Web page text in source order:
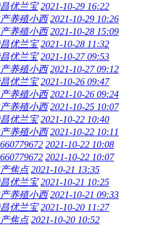
优兰宝 2021-10-29 16:22
养殖小西 2021-10-29 10:26
养殖小西 2021-10-28 15:09
优兰宝 2021-10-28 11:32
优兰宝 2021-10-27 09:53
养殖小西 2021-10-27 09:12
优兰宝 2021-10-26 09:47
养殖小西 2021-10-26 09:24
养殖小西 2021-10-25 10:07
优兰宝 2021-10-22 10:40
养殖小西 2021-10-22 10:11
2021-10-22 10:08
2021-10-22 10:07
焦点 2021-10-21 13:35
优兰宝 2021-10-21 10:25
养殖小西 2021-10-21 09:33
优兰宝 2021-10-20 11:27
焦点 2021-10-20 10:52